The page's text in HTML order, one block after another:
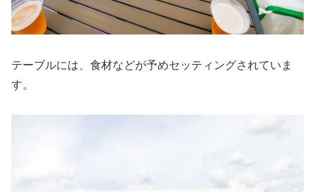
テーブルには、食材などが予めセッティングされていま
す。